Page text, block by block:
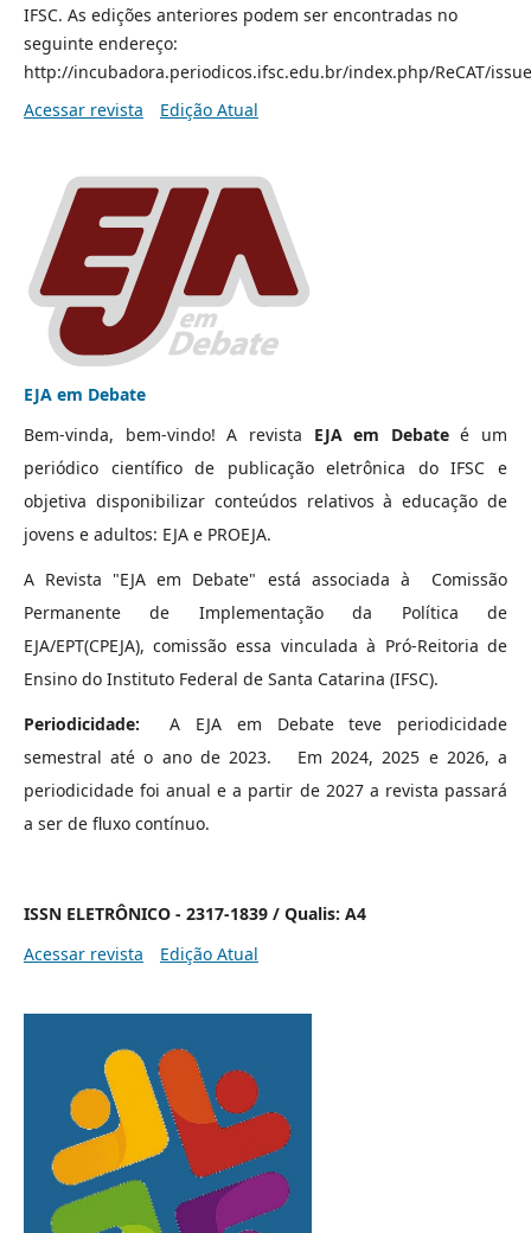
IFSC. As edições anteriores podem ser encontradas no
seguinte endereço:
http://incubadora.periodicos.ifsc.edu.br/index.php/ReCAT/
Acessar revista
Edição Atual
EJA em Debate
Bem-vinda, bem-vindo! A revista EJA em Debateé um
periódico científico de publicação eletrônica do IFSC e
objetiva disponibilizar conteúdos relativos à educação de
jovens e adultos: EJA e PROEJA.
A Revista "EJA em Debate" está associada à Comissão
Permanente de Implementação da Política de
EJA/EPT(CPEJA), comissão essa vinculada à Pró-Reitoria de
Ensino do Instituto Federal de Santa Catarina (IFSC).
Periodicidade:
A EJA em Debate teve periodicidade
semestral até o ano de 2023. Em 2024, 2025 e 2026, a
periodicidade foi anual e a partir de 2027 a revista passará
a ser de fluxo contínuo.
ISSN ELETRÔNICO - 2317-1839 / Qualis: A4
Acessar revista
Edição Atual